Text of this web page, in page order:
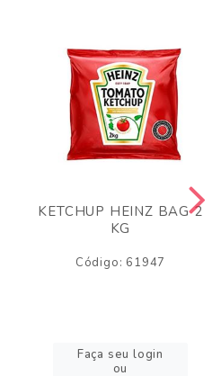
KETCHUP HEINZ BAG 2
KG
Código: 61947
Faça seu login
ou